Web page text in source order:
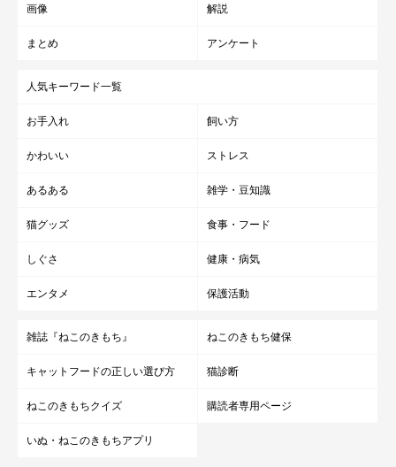
画像 解説
まとめ アンケート
人気キーワード一覧
お手入れ 飼い方
かわいい ストレス
あるある 雑学・豆知識
猫グッズ 食事・フード
しぐさ 健康・病気
エンタメ 保護活動
雑誌『ねこのきもち』 ねこのきもち健保
キャットフードの正しい選び方 猫診断
ねこのきもちクイズ 購読者専用ページ
いぬ・ねこのきもちアプリ